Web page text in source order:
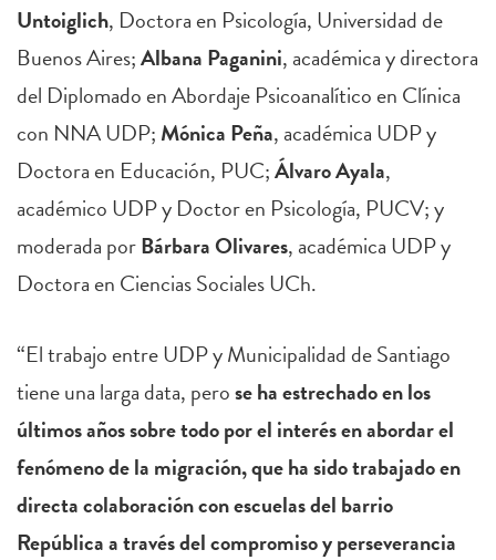
Untoiglich, Doctora en Psicología, Universidad de
Buenos Aires;Albana Paganini, académica y directora
del Diplomado en Abordaje Psicoanalítico en Clínica
con NNA UDP; Mónica Peña, académica UDP y
Doctora en Educación, PUC;Álvaro Ayala,
académico UDP y Doctor en Psicología, PUCV; y
moderada porBárbara Olivares, académica UDP y
Doctora en Ciencias Sociales UCh.
“El trabajo entre UDP y Municipalidad de Santiago
tiene una larga data, perose ha estrechado en los
últimos años sobre todo por el interés en abordar el
fenómeno de la migración, que ha sido trabajado en
directa colaboración con escuelas del barrio
República a través del compromiso y perseverancia